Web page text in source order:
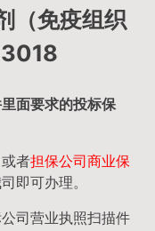
（免疫组织
面要求的投标保
或者担保公司商业保
司即可办理。
司营业执照扫描件